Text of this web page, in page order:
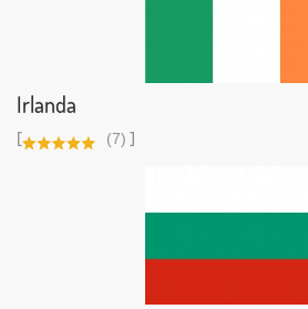
Irlanda
[ (7) ]